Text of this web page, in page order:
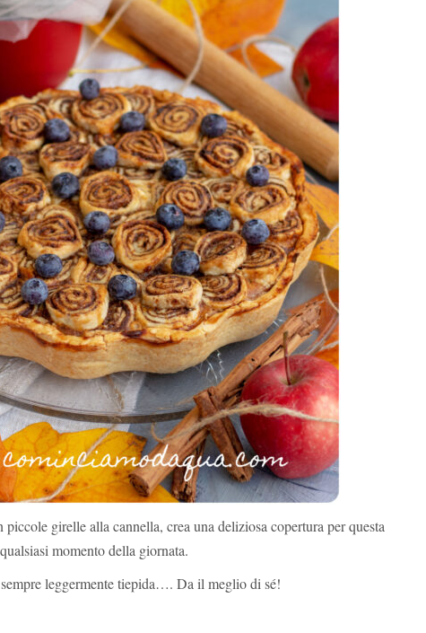
piccole girelle alla cannella, crea una deliziosa copertura per questa
momento della giornata.
leggermente tiepida…. Da il meglio di sé!